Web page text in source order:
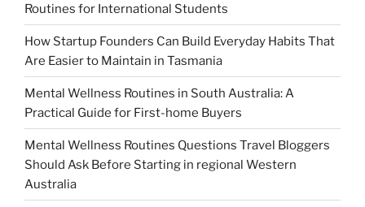
Routines for International Students
How Startup Founders Can Build Everyday Habits That
Are Easier to Maintain in Tasmania
Mental Wellness Routines in South Australia: A
Practical Guide for First-home Buyers
Mental Wellness Routines Questions Travel Bloggers
Should Ask Before Starting in regional Western
Australia